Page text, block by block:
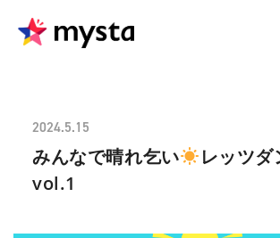
2024.5.15
みんなで晴れ乞い
レッツダ
vol.1